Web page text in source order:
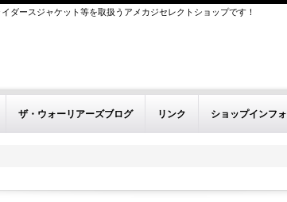
ダースジャケット等を取扱うアメカジセレクトショップです！
ザ・ウォーリアーズブログ リンク ショップインフォ